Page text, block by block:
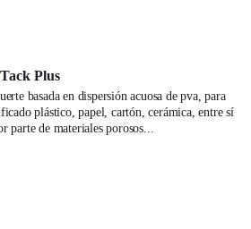
Plus
plástico, papel, cartón, cerámica, entre sí
parte de materiales porosos